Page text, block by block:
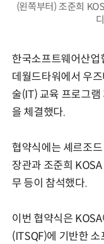
(왼쪽부터) 조준희
한국소프트웨어산
데월드타워에서 우
술(IT) 교육 프로그
을 체결했다.
협약식에는 셰르조
장관과 조준희
무 등이 참석했다.
이번 협약식은
(ITSQF)에 기반한